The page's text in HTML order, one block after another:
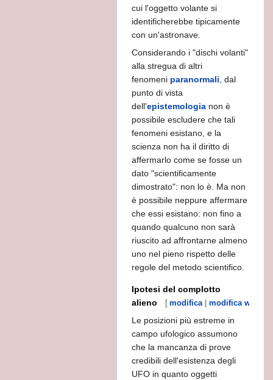
cui l'oggetto volante si
identificherebbe tipicamente
con un'astronave.
Considerando i "dischi volanti"
alla stregua di altri
fenomeni paranormali , dal
punto di vista
dell'epistemologia non è
possibile escludere che tali
fenomeni esistano, e la
scienza non ha il diritto di
affermarlo come se fosse un
dato "scientificamente
dimostrato": non lo è. Ma non
è possibile neppure affermare
che essi esistano: non fino a
quando qualcuno non sarà
riuscito ad affrontarne almeno
uno nel pieno rispetto delle
regole del metodo scientifico.
Ipotesi del complotto
alieno
[ modifica|modifica
Le posizioni più estreme in
campo ufologico assumono
che la mancanza di prove
credibili dell'esistenza degli
UFO in quanto oggetti